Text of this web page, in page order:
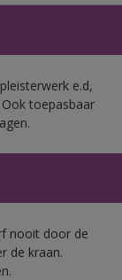
e.d,
toepasbaar
nooit door de
de kraan.